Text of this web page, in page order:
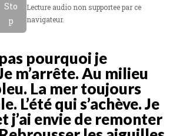
Sto
p
Lecture audio non supportee par ce
navigateur.
pourquoi je
m’arrête. Au milieu
La mer toujours
L’été qui s’achève. Je
j’ai envie de remonter